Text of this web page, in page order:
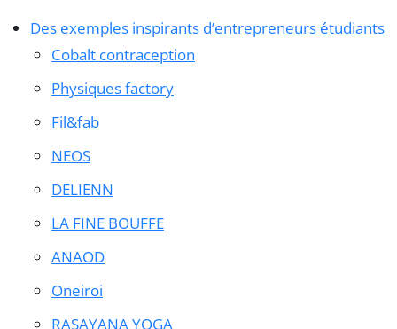
Des exemples inspirants d’entrepreneurs étudiants
Cobalt contraception
Physiques factory
Fil&fab
NEOS
DELIENN
LA FINE BOUFFE
ANAOD
Oneiroi
RASAYANA YOGA